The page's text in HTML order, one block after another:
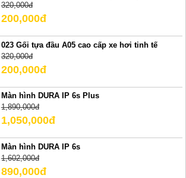
320,000đ
200,000đ
023 Gối tựa đầu A05 cao cấp xe hơi tinh tế
320,000đ
200,000đ
Màn hình DURA IP 6s Plus
1,890,000đ
1,050,000đ
Màn hình DURA IP 6s
1,602,000đ
890,000đ